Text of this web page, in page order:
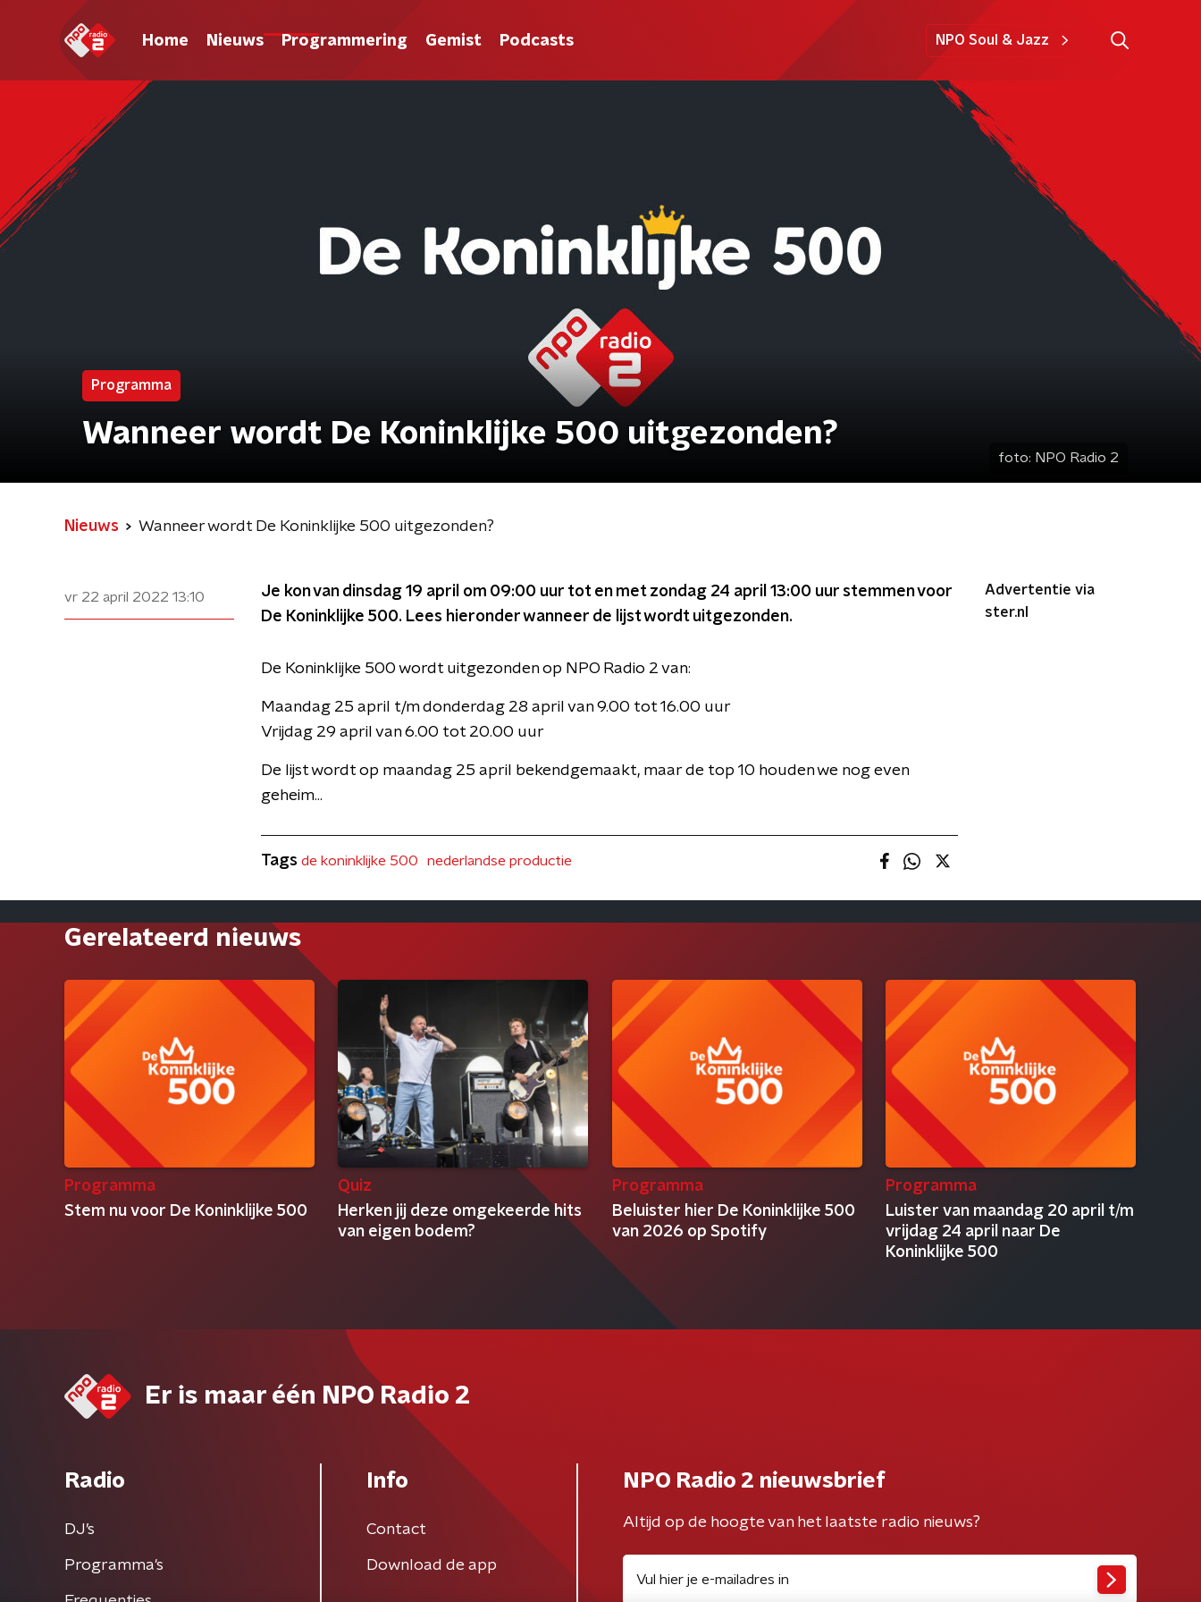
Home Nieuws Programmering Gemist Podcasts NPO Soul & Jazz
Programma
Wanneer wordt De Koninklijke 500 uitgezonden?
foto: NPO Radio 2
Nieuws Wanneer wordt De Koninklijke 500 uitgezonden?
vr 22 april 2022 13:10
Je kon van dinsdag 19 april om 09:00 uur tot en met zondag 24 april 13:00 uur stemmen voor
De Koninklijke 500. Lees hieronder wanneer de lijst wordt uitgezonden.
De Koninklijke 500 wordt uitgezonden op NPO Radio 2 van:
Maandag 25 april t/m donderdag 28 april van 9.00 tot 16.00 uur
Vrijdag 29 april van 6.00 tot 20.00 uur
De lijst wordt op maandag 25 april bekendgemaakt, maar de top 10 houden we nog even
geheim...
Advertentie via
ster.nl
Tags de koninklijke 500 nederlandse productie
Gerelateerd nieuws
Programma
Stem nu voor De Koninklijke 500
Quiz
Herken jij deze omgekeerde hits
van eigen bodem?
Programma
Beluister hier De Koninklijke 500
van 2026 op Spotify
Programma
Luister van maandag 20 april t/m
vrijdag 24 april naar De
Koninklijke 500
Er is maar één NPO Radio 2
Radio
DJ’s
Programma's
Info
Contact
Download de app
NPO Radio 2 nieuwsbrief
Altijd op de hoogte van het laatste radio nieuws?